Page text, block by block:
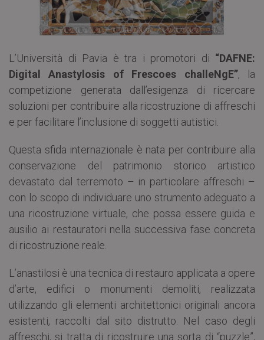
L’Università di Pavia è tra i promotori di “DAFNE:
Digital Anastylosis of Frescoes challeNgE”, la
competizione generata dall’esigenza di ricercare
soluzioni per contribuire alla ricostruzione di affreschi
e per facilitare l’inclusione di soggetti autistici.
Questa sfida internazionale è nata per contribuire alla
conservazione del patrimonio storico artistico
devastato dal terremoto – in particolare affreschi –
con lo scopo di individuare uno strumento adeguato a
una ricostruzione virtuale, che possa essere guida e
ausilio ai restauratori nella successiva fase concreta
di ricostruzione reale.
L’anastilosi è una tecnica di restauro applicata a opere
d’arte, edifici o monumenti demoliti, realizzata
utilizzando gli elementi architettonici originali ancora
esistenti, raccolti dal sito distrutto. Nel caso degli
affreschi, si tratta di ricostruire una sorta di “puzzle”,